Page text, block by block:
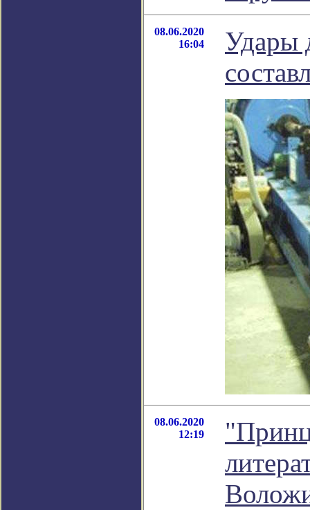
08.06.2020
16:04
Удары
08.06.2020
12:19